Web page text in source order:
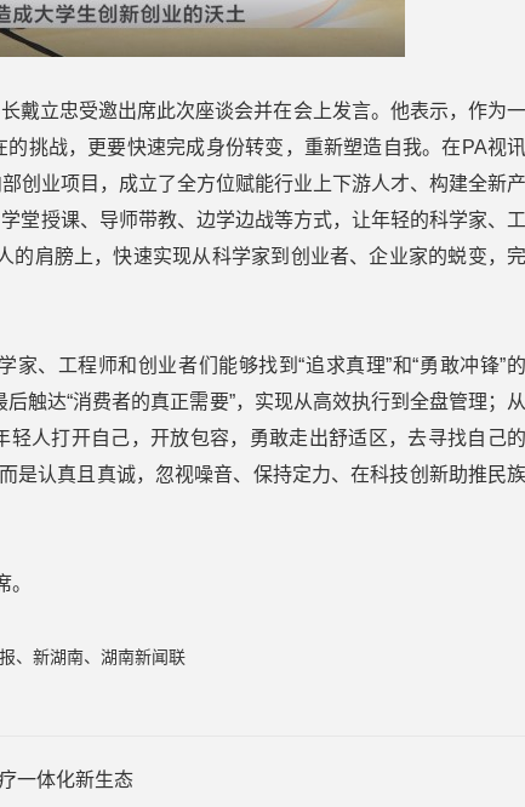
立忠受邀出席此次座谈会并在会上发言。他表示，作为
挑战，更要快速完成身份转变，重新塑造自我。在PA视
创业项目，成立了全方位赋能行业上下游人才、构建全新
堂授课、导师带教、边学边战等方式，让年轻的科学家、
的肩膀上，快速实现从科学家到创业者、企业家的蜕变，
、工程师和创业者们能够找到“追求真理”和“勇敢冲锋”
触达“消费者的真正需要”，实现从高效执行到全盘管理；
人打开自己，开放包容，勇敢走出舒适区，去寻找自己
是认真且真诚，忽视噪音、保持定力、在科技创新助推民
、新湖南、湖南新闻联
一体化新生态